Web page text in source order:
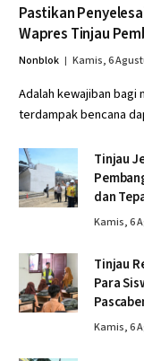
Pastikan
Wapres Tinjau
Nonblok Kamis, 6
Adalah kewajiban bagi
terdampak bencana
Tinjau
dan
Kamis, 6
Tinjau
Para
Kamis, 6